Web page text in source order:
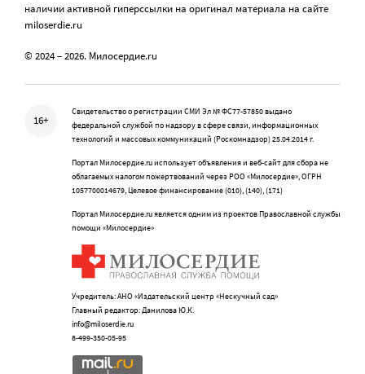
наличии активной гиперссылки на оригинал материала на сайте
miloserdie.ru
© 2024 – 2026. Милосердие.ru
16+
Свидетельство о регистрации СМИ Эл № ФС77-57850 выдано
федеральной службой по надзору в сфере связи, информационных
технологий и массовых коммуникаций (Роскомнадзор) 25.04.2014 г.
Портал Милосердие.ru использует объявления и веб-сайт для сбора не
облагаемых налогом пожертвований через РОО «Милосердие», ОГРН
1057700014679, Целевое финансирование (010), (140), (171)
Портал Милосердие.ru является одним из проектов Православной службы
помощи «Милосердие»
Учредитель: АНО «Издательский центр «Нескучный сад»
Главный редактор: Данилова Ю.К.
info@miloserdie.ru
8-499-350-05-95